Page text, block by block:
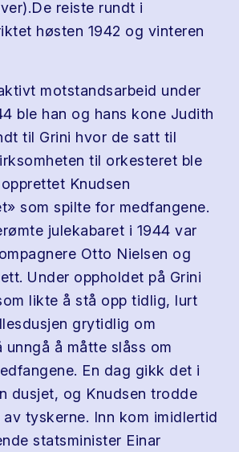
reiste rundt i
høsten 1942 og vinteren
motstandsarbeid under
ble han og hans kone Judith
til Grini hvor de satt til
til orkesteret ble
Knudsen
som spilte for medfangene.
julekabaret i 1944 var
Otto Nielsen og
Under oppholdet på Grini
likte å stå opp tidlig, lurt
grytidlig om
unngå å måtte slåss om
En dag gikk det i
dusjet, og Knudsen trodde
tyskerne. Inn kom imidlertid
statsminister Einar